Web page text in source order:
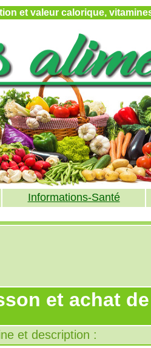
et valeur calorique,
Informations-Santé
et achat
et description :